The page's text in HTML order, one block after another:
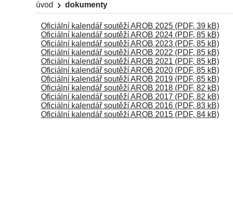
úvod dokumenty
Oficiální kalendář soutěží AROB 2025 (PDF, 39 kB)
Oficiální kalendář soutěží AROB 2024 (PDF, 85 kB)
Oficiální kalendář soutěží AROB 2023 (PDF, 85 kB)
Oficiální kalendář soutěží AROB 2022 (PDF, 85 kB)
Oficiální kalendář soutěží AROB 2021 (PDF, 85 kB)
Oficiální kalendář soutěží AROB 2020 (PDF, 85 kB)
Oficiální kalendář soutěží AROB 2019 (PDF, 85 kB)
Oficiální kalendář soutěží AROB 2018 (PDF, 82 kB)
Oficiální kalendář soutěží AROB 2017 (PDF, 82 kB)
Oficiální kalendář soutěží AROB 2016 (PDF, 83 kB)
Oficiální kalendář soutěží AROB 2015 (PDF, 84 kB)